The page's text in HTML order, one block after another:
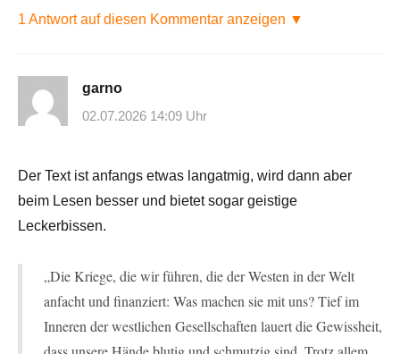
1 Antwort auf diesen Kommentar anzeigen ▼
garno
02.07.2026 14:09 Uhr
Der Text ist anfangs etwas langatmig, wird dann aber
beim Lesen besser und bietet sogar geistige
Leckerbissen.
„Die Kriege, die wir führen, die der Westen in der Welt
anfacht und finanziert: Was machen sie mit uns? Tief im
Inneren der westlichen Gesellschaften lauert die Gewissheit,